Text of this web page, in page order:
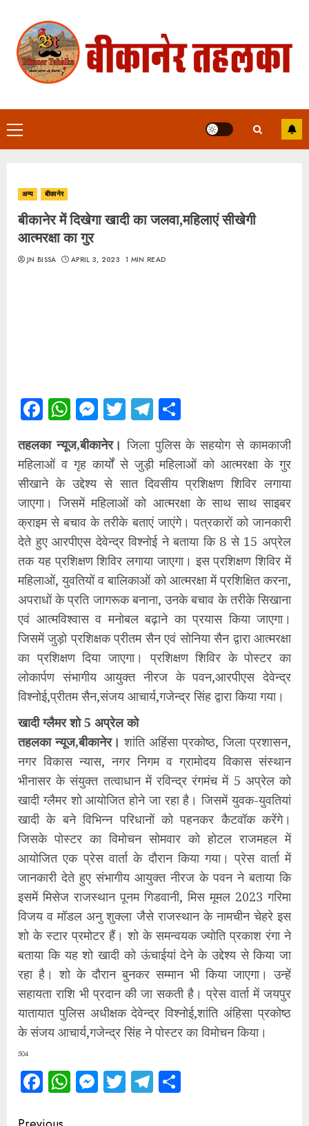
content
Primary
Menu
अन्य बीकानेर
बीकानेर में दिखेगा खादी का जलवा,महिलाएं सीखेगी
आत्मरक्षा का गुर
JN BISSA APRIL 3, 2023 1 MIN READ
Facebook
WhatsApp
Messenger
TwitterTelegram
तहलका न्यूज,बीकानेर। जिला पुलिस के सहयोग से कामकाजी
महिलाओं व गृह कार्यों से जुड़ी महिलाओं को आत्मरक्षा के गुर
सीखाने के उद्देश्य से सात दिवसीय प्रशिक्षण शिविर लगाया
जाएगा। जिसमें महिलाओं को आत्मरक्षा के साथ साथ साइबर
क्राइम से बचाव के तरीके बताएं जाएंगे। पत्रकारों को जानकारी
देते हुए आरपीएस देवेन्द्र विश्नोई ने बताया कि 8 से 15 अप्रेल
तक यह प्रशिक्षण शिविर लगाया जाएगा। इस प्रशिक्षण शिविर में
महिलाओं, युवतियों व बालिकाओं को आत्मरक्षा में प्रशिक्षित करना,
अपराधों के प्रति जागरूक बनाना, उनके बचाव के तरीके सिखाना
एवं आत्मविश्वास व मनोबल बढ़ाने का प्रयास किया जाएगा।
जिसमें जुड़ो प्रशिक्षक प्रीतम सैन एवं सोनिया सैन द्वारा आत्मरक्षा
का प्रशिक्षण दिया जाएगा। प्रशिक्षण शिविर के पोस्टर का
लोकार्पण संभागीय आयुक्त नीरज के पवन,आरपीएस देवेन्द्र
विश्नोई,प्रीतम सैन,संजय आचार्य,गजेन्द्र सिंह द्वारा किया गया।
खादी ग्लैमर शो 5 अप्रेल को
तहलका न्यूज,बीकानेर। शांति अहिंसा प्रकोष्ठ, जिला प्रशासन,
नगर विकास न्यास, नगर निगम व ग्रामोदय विकास संस्थान
भीनासर के संयुक्त तत्वाधान में रविन्द्र रंगमंच में 5 अप्रेल को
खादी ग्लैमर शो आयोजित होने जा रहा है। जिसमें युवक-युवतियां
खादी के बने विभिन्न परिधानों को पहनकर कैटवॉक करेंगे।
जिसके पोस्टर का विमोचन सोमवार को होटल राजमहल में
आयोजित एक प्रेस वार्ता के दौरान किया गया। प्रेस वार्ता में
जानकारी देते हुए संभागीय आयुक्त नीरज के पवन ने बताया कि
इसमें मिसेज राजस्थान पूनम गिडवानी, मिस मूमल 2023 गरिमा
विजय व मॉडल अनु शुक्ला जैसे राजस्थान के नामचीन चेहरे इस
शो के स्टार प्रमोटर हैं। शो के समन्वयक ज्योति प्रकाश रंगा ने
बताया कि यह शो खादी को ऊंचाईयां देने के उद्देश्य से किया जा
रहा है। शो के दौरान बुनकर सम्मान भी किया जाएगा। उन्हें
सहायता राशि भी प्रदान की जा सकती है। प्रेस वार्ता में जयपुर
यातायात पुलिस अधीक्षक देवेन्द्र विश्नोई,शांति अंहिसा प्रकोष्ठ
के संजय आचार्य,गजेन्द्र सिंह ने पोस्टर का विमोचन किया।
504
Facebook
WhatsApp
Messenger
TwitterTelegram